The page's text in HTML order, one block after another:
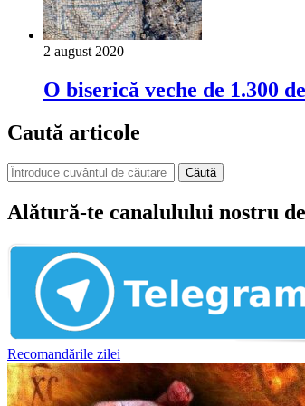
2 august 2020
O biserică veche de 1.300
Caută articole
Căută
Alătură-te canalulului nostru
Recomandările zilei